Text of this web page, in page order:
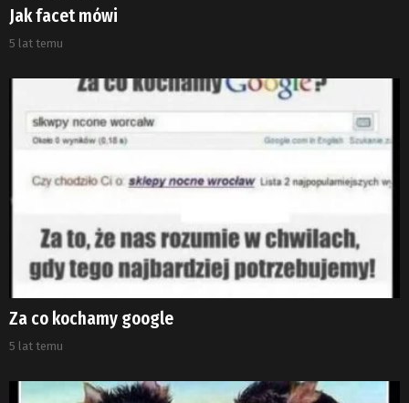
Jak facet mówi
5 lat temu
Za co kochamy google
5 lat temu